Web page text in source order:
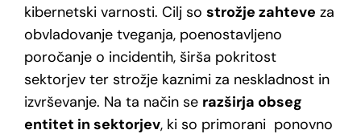
kibernetski varnosti. Cilj so strožje zahteve za
obvladovanje tveganja, poenostavljeno
poročanje o incidentih, širša pokritost
sektorjev ter strožjekaznimi za neskladnost in
izvrševanje. Na ta način se razširja obseg
entitet in sektorjev, ki so primorani ponovno